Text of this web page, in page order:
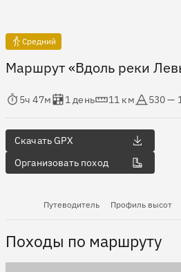
Средний
Маршрут «Вдоль реки
в пути
5ч 47м
Оценка в днях
1 день
Дистанция
11 км
Абсолютная
530 —
Скачать GPX
Организовать поход
Путеводитель Профиль высот
Походы по маршруту